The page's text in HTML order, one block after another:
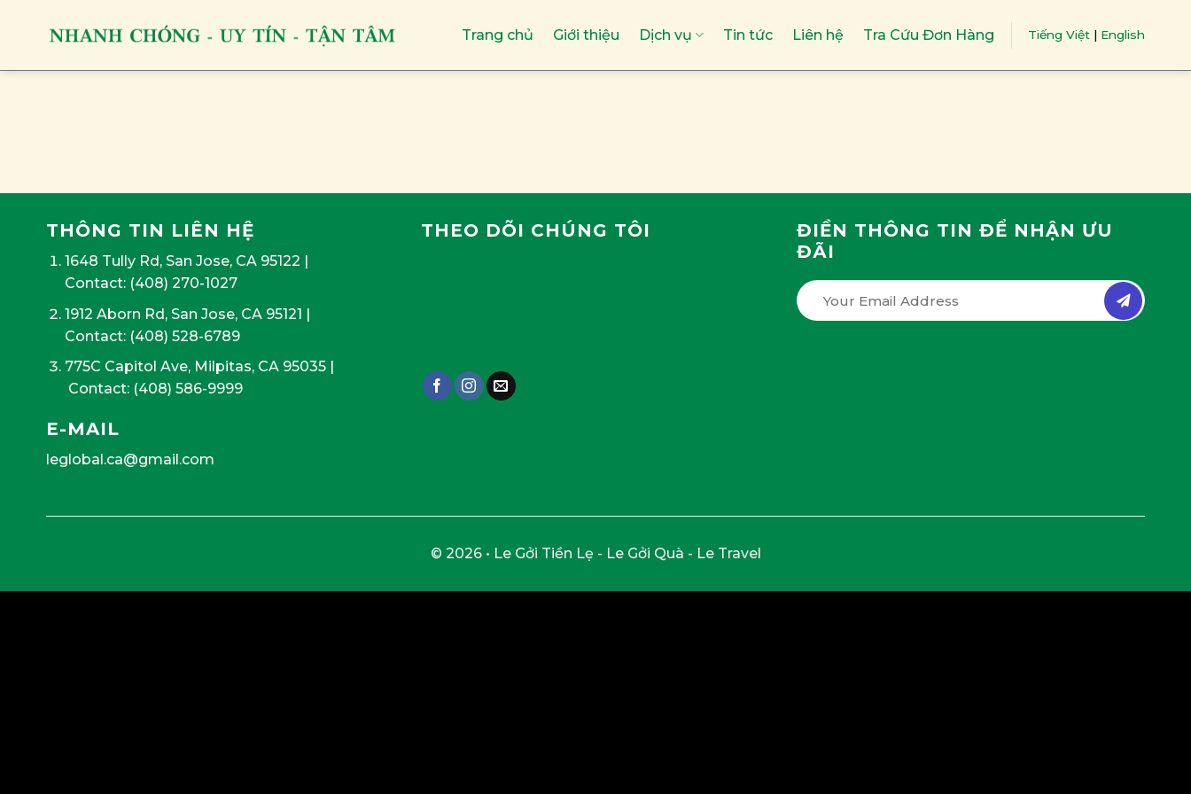
Trang chủ Giới thiệu Dịch vụ Tin tức Liên hệ Tra Cứu Đơn Hàng Tiếng Việt | English
THÔNG TIN LIÊN HỆ
1648 Tully Rd, San Jose, CA 95122 |
Contact: (408) 270-1027
1912 Aborn Rd, San Jose, CA 95121 |
Contact: (408) 528-6789
775C Capitol Ave, Milpitas, CA 95035|
Contact: (408) 586-9999
E-MAIL
leglobal.ca@gmail.com
THEO DÕI CHÚNG TÔI
ĐIỀN THÔNG TIN ĐỂ NHẬN ƯU
ĐÃI
© 2026 • Le Gởi Tiền Lẹ - Le Gởi Quà - Le Travel